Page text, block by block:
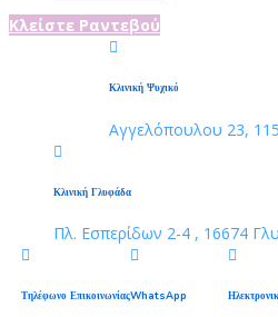
Κλείστε Ραντεβού
Κλινική Ψυχικό
Αγγελόπουλου 23,
Κλινική Γλυφάδα
Πλ. Εσπερίδων 2-4 , 16674
Τηλέφωνο ΕπικοινωνίαςWhatsApp